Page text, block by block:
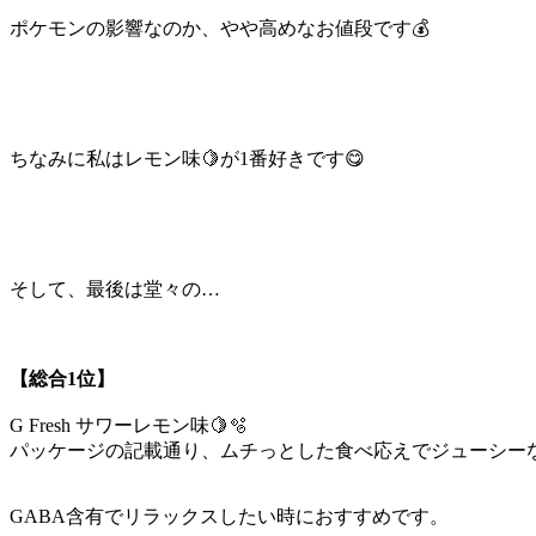
ポケモンの影響なのか、やや高めなお値段です💰
ちなみに私はレモン味🍋が1番好きです😋
そして、最後は堂々の…
【総合1位】
G Fresh サワーレモン味🍋🫧
パッケージの記載通り、ムチっとした食べ応えでジューシー
GABA含有でリラックスしたい時におすすめです。